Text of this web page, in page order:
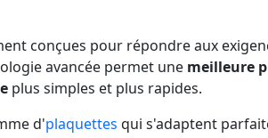
conçues pour répondre aux
avancée permet une meilleure
plus simples et plus rapides.
d'plaquettes qui s'adaptent